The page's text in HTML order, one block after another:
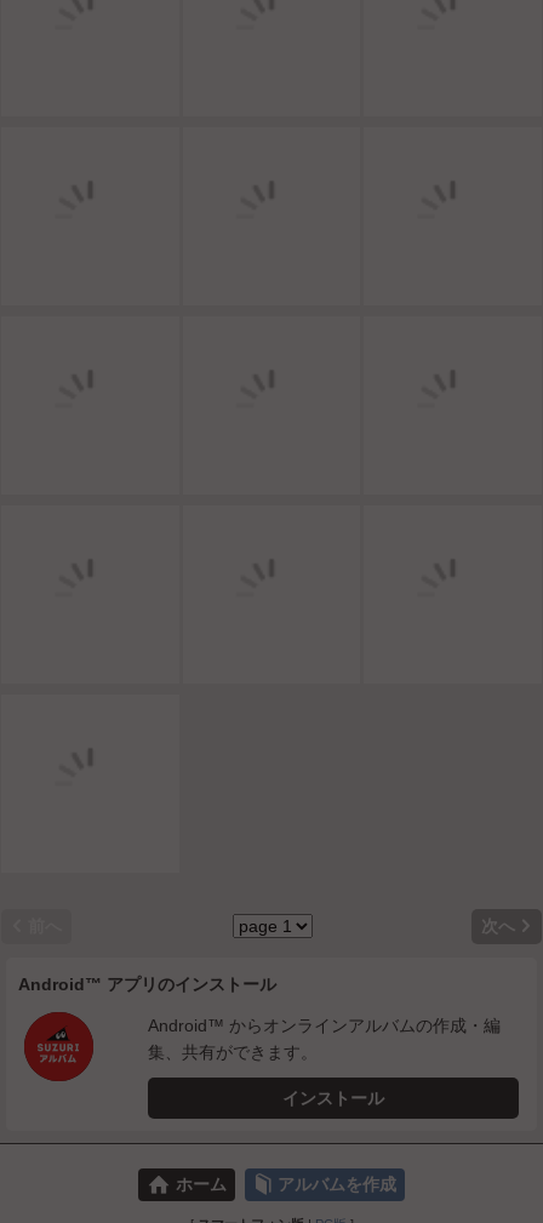
次へ 
Android™ アプリのインストール
Android™ からオンラインアルバムの作成・編
集、共有ができます。
インストール
⌂ ホーム 📕 アルバムを作成